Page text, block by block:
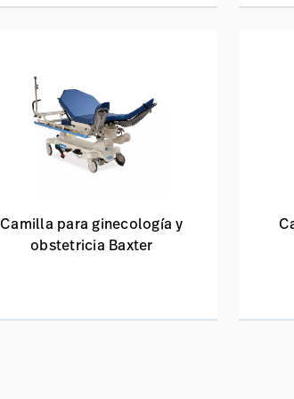
Camilla para ginecología y
obstetricia Baxter